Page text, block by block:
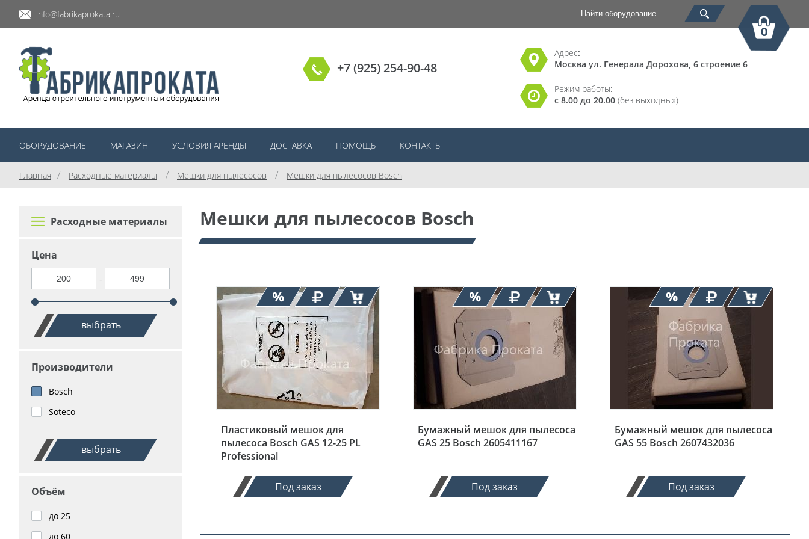
info@fabrikaprokata.ru
0
+7 (925) 254-90-48
Адрес:
Москва ул. Генерала Дорохова, 6 строение 6
Режим работы:
с 8.00 до 20.00 (без выходных)
ОБОРУДОВАНИЕ МАГАЗИН УСЛОВИЯ АРЕНДЫ ДОСТАВКА ПОМОЩЬ КОНТАКТЫ
Главная / Расходные материалы / Мешки для пылесосов / Мешки для пылесосов Bosch
Расходные материалы
Цена
-
выбрать
Производители
Bosch
Soteco
выбрать
Объём
до 25
до 60
Мешки для пылесосов Bosch
Пластиковый мешок для
пылесоса Bosch GAS 12-25 PL
Professional
Под заказ
Бумажный мешок для пылесоса
GAS 25 Bosch 2605411167
Под заказ
Бумажный мешок для пылесоса
GAS 55 Bosch 2607432036
Под заказ